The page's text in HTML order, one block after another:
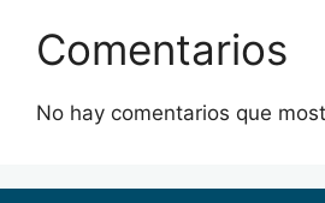
Comentarios
No hay comentarios que